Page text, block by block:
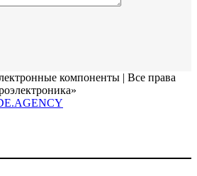
компоненты | Все права